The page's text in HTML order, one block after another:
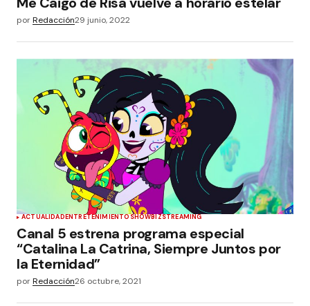
porRedacción29 junio, 2022
ACTUALIDAD ENTRETENIMIENTO SHOWBIZSTREAMING
Canal 5 estrena programa especial
“Catalina La Catrina, Siempre Juntos por
la Eternidad”
porRedacción26 octubre, 2021